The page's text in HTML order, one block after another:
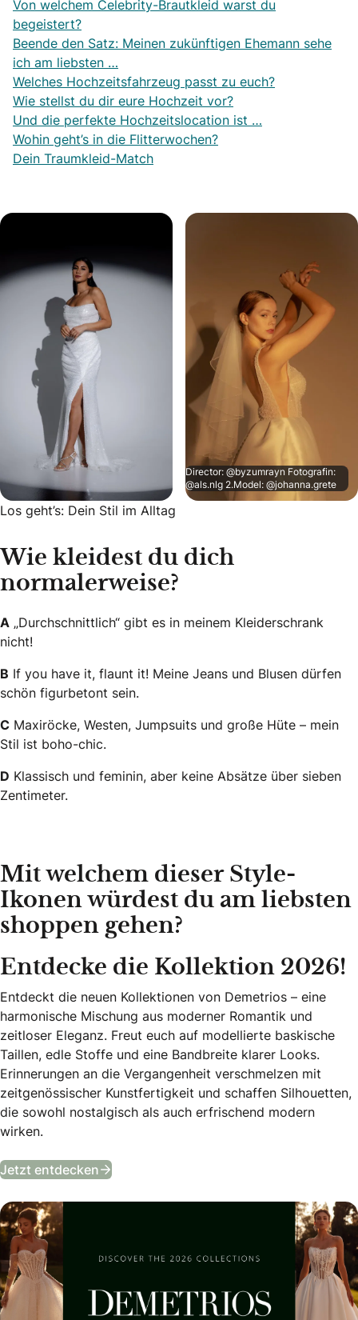
Von welchem Celebrity-Brautkleid warst du
begeistert?
Beende den Satz: Meinen zukünftigen Ehemann sehe
ich am liebsten …
Welches Hochzeitsfahrzeug passt zu euch?
Wie stellst du dir eure Hochzeit vor?
Und die perfekte Hochzeitslocation ist …
Wohin geht’s in die Flitterwochen?
Dein Traumkleid-Match
Director: @byzumrayn Fotografin:
@als.nlg 2.Model: @johanna.grete
Los geht’s: Dein Stil im Alltag
Wie kleidest du dich
normalerweise?
A „Durchschnittlich“ gibt es in meinem Kleiderschrank
nicht!
B If you have it, flaunt it! Meine Jeans und Blusen dürfen
schön figurbetont sein.
C Maxiröcke, Westen, Jumpsuits und große Hüte – mein
Stil ist boho-chic.
D Klassisch und feminin, aber keine Absätze über sieben
Zentimeter.
Mit welchem dieser Style-
Ikonen würdest du am liebsten
shoppen gehen?
Entdecke die Kollektion 2026!
Entdeckt die neuen Kollektionen von Demetrios – eine
harmonische Mischung aus moderner Romantik und
zeitloser Eleganz. Freut euch auf modellierte baskische
Taillen, edle Stoffe und eine Bandbreite klarer Looks.
Erinnerungen an die Vergangenheit verschmelzen mit
zeitgenössischer Kunstfertigkeit und schaffen Silhouetten,
die sowohl nostalgisch als auch erfrischend modern
wirken.
Jetzt entdecken Entdecke die Kollektion 2026!